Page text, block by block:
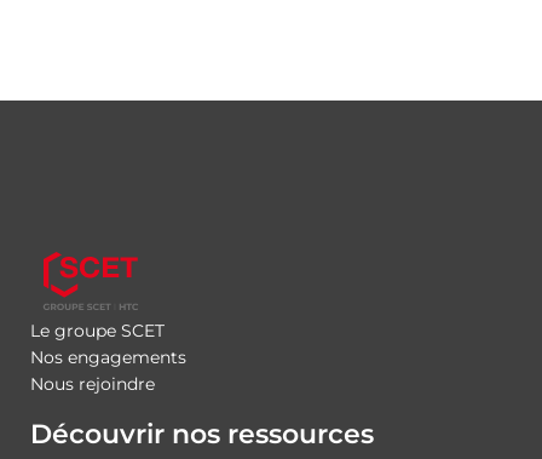
Le groupe SCET
Nos engagements
Nous rejoindre
Découvrir nos ressources